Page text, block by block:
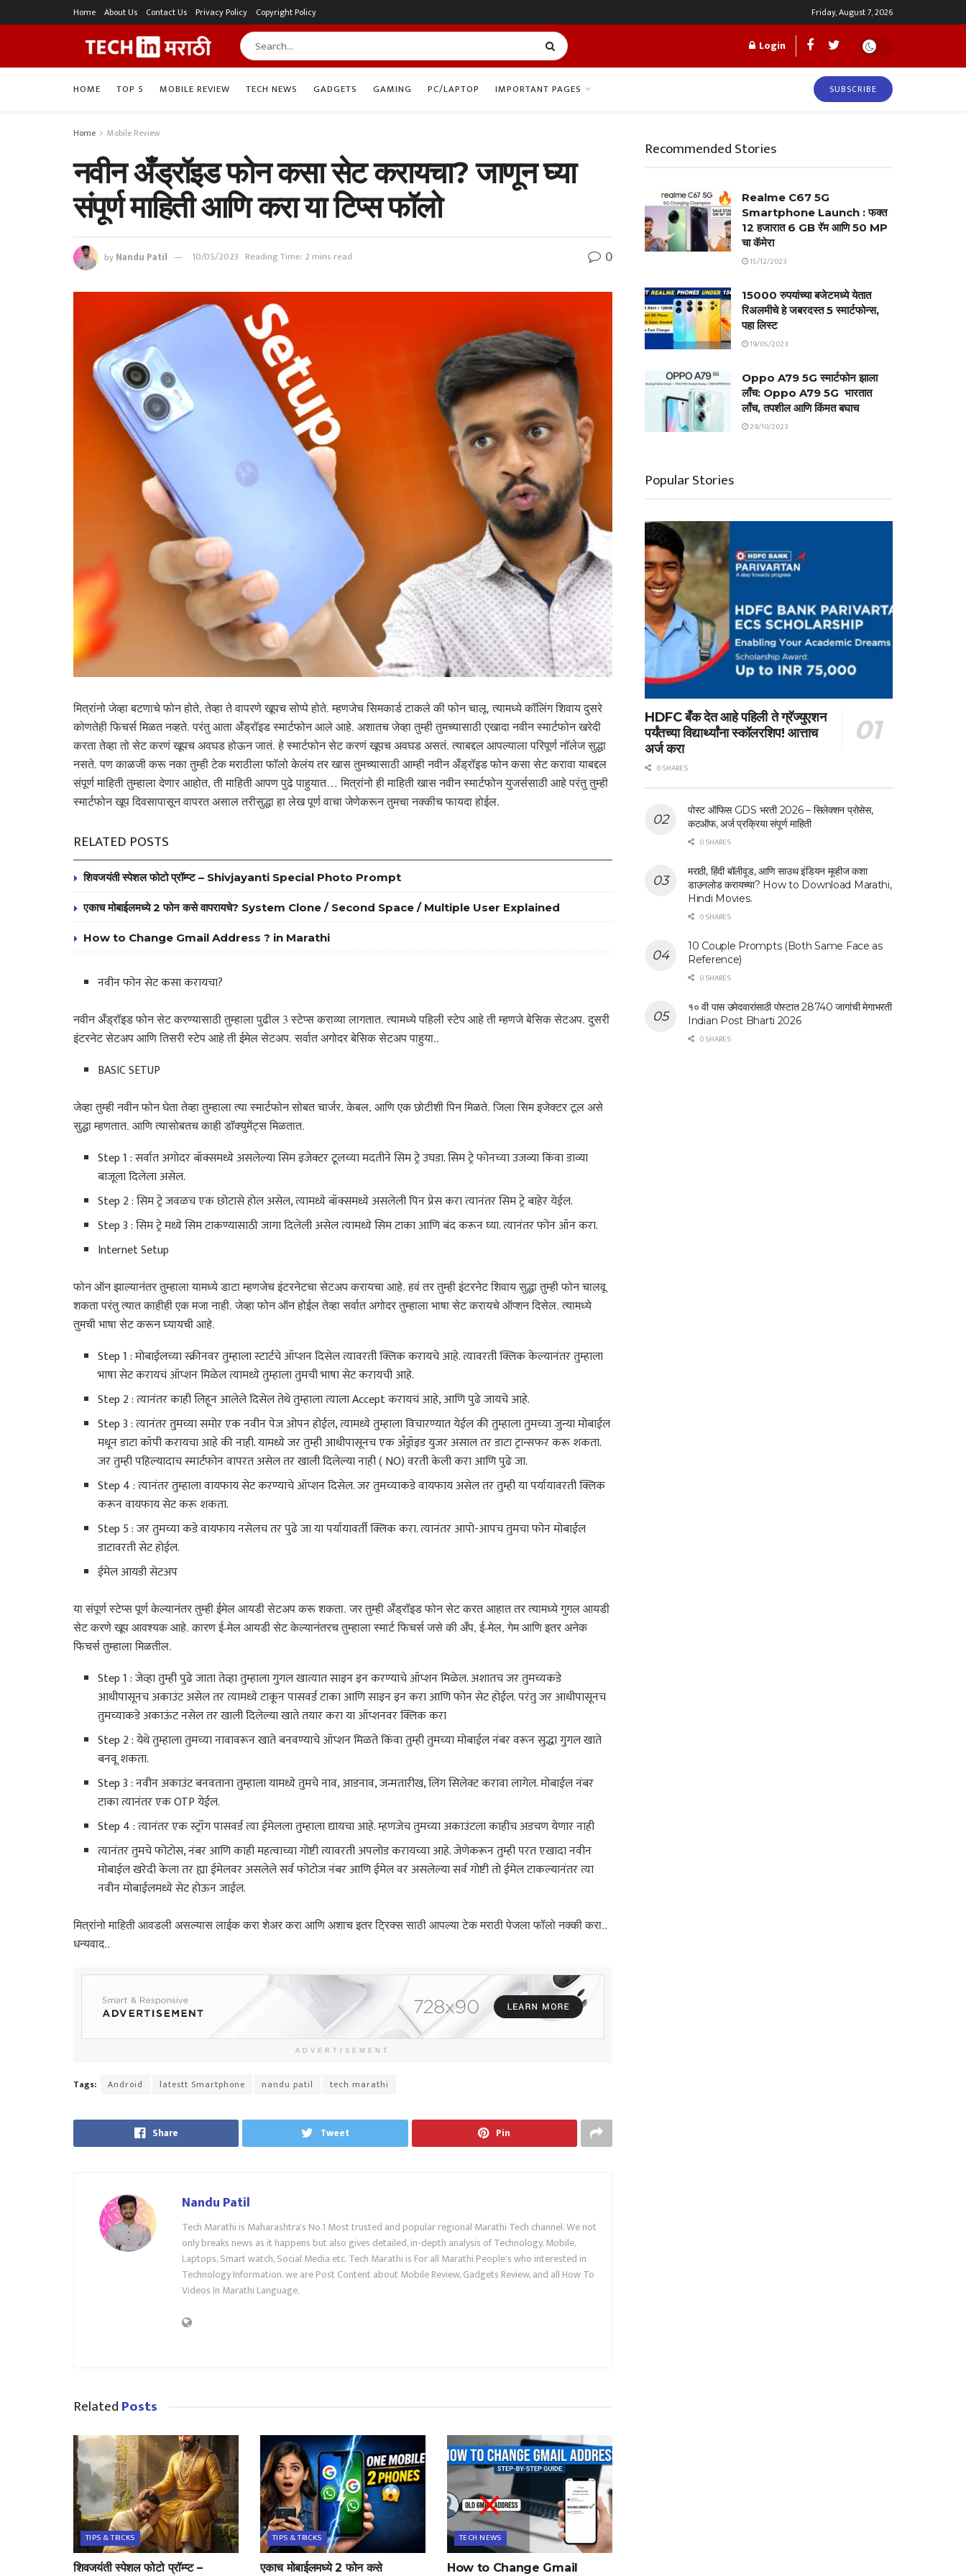
Home About Us Contact Us Privacy Policy Copyright Policy Friday, August 7, 2026
Login
HOME TOP 5 MOBILE REVIEW TECH NEWS GADGETS GAMING PC/LAPTOP IMPORTANT PAGES SUBSCRIBE
Home Mobile Review
नवीन अँड्रॉइड फोन कसा सेट करायचा? जाणून घ्या
संपूर्ण माहिती आणि करा या टिप्स फॉलो
byNandu Patil 10/05/2023 Reading Time: 2 mins read 0
मित्रांनो जेव्हा बटणाचे फोन होते, तेव्हा ते वापरणे खूपच सोप्पे होते. म्हणजेच सिमकार्ड टाकले की फोन चालू. त्यामध्ये कॉलिंग शिवाय दुसरे
कोणतेही फिचर्स मिळत नव्हते. परंतु आता अँड्रॉइड स्मार्टफोन आले आहे. अशातच जेव्हा तुम्ही तुमच्यासाठी एखादा नवीन स्मार्टफोन खरेदी
करता तेव्हा तो सेट करणं खूपच अवघड होऊन जातं. हे स्मार्टफोन सेट करणं खूपच अवघड असतं. त्याबद्दल आपल्याला परिपूर्ण नॉलेज सुद्धा
नसते. पण काळजी करू नका तुम्ही टेक मराठीला फॉलो केलंय तर खास तुमच्यासाठी आम्ही नवीन अँड्रॉइड फोन कसा सेट करावा याबद्दल
संपूर्ण माहिती तुम्हाला देणार आहोत, ती माहिती आपण पुढे पाहुयात… मित्रांनो ही माहिती खास नवीन स्मार्टफोन युजर्ससाठी आहे परंतु तुम्ही
स्मार्टफोन खूप दिवसापासून वापरत असाल तरीसुद्धा हा लेख पूर्ण वाचा जेणेकरून तुमचा नक्कीच फायदा होईल.
RELATED POSTS
शिवजयंती स्पेशल फोटो प्रॉम्प्ट – Shivjayanti Special Photo Prompt
एकाच मोबाईलमध्ये 2 फोन कसे वापरायचे? System Clone / Second Space / Multiple User Explained
How to Change Gmail Address ? in Marathi
नवीन फोन सेट कसा करायचा?
नवीन अँड्रॉइड फोन सेट करण्यासाठी तुम्हाला पुढील 3 स्टेप्स कराव्या लागतात. त्यामध्ये पहिली स्टेप आहे ती म्हणजे बेसिक सेटअप. दुसरी
इंटरनेट सेटअप आणि तिसरी स्टेप आहे ती ईमेल सेटअप. सर्वात अगोदर बेसिक सेटअप पाहुया..
BASIC SETUP
जेव्हा तुम्ही नवीन फोन घेता तेव्हा तुम्हाला त्या स्मार्टफोन सोबत चार्जर, केबल, आणि एक छोटीशी पिन मिळते. जिला सिम इजेक्टर टूल असे
सुद्धा म्हणतात. आणि त्यासोबतच काही डॉक्युमेंट्स मिळतात.
Step 1 : सर्वात अगोदर बॉक्समध्ये असलेल्या सिम इजेक्टर टूलच्या मदतीने सिम ट्रे उघडा. सिम ट्रे फोनच्या उजव्या किंवा डाव्या
बाजूला दिलेला असेल.
Step 2 : सिम ट्रे जवळच एक छोटासे होल असेल, त्यामध्ये बॉक्समध्ये असलेली पिन प्रेस करा त्यानंतर सिम ट्रे बाहेर येईल.
Step 3 : सिम ट्रे मध्ये सिम टाकण्यासाठी जागा दिलेली असेल त्यामध्ये सिम टाका आणि बंद करून घ्या. त्यानंतर फोन ऑन करा.
Internet Setup
फोन ऑन झाल्यानंतर तुम्हाला यामध्ये डाटा म्हणजेच इंटरनेटचा सेटअप करायचा आहे. हवं तर तुम्ही इंटरनेट शिवाय सुद्धा तुम्ही फोन चालवू
शकता परंतु त्यात काहीही एक मजा नाही. जेव्हा फोन ऑन होईल तेव्हा सर्वात अगोदर तुम्हाला भाषा सेट करायचे ऑप्शन दिसेल. त्यामध्ये
तुमची भाषा सेट करून घ्यायची आहे.
Step 1 : मोबाईलच्या स्क्रीनवर तुम्हाला स्टार्टचे ऑप्शन दिसेल त्यावरती क्लिक करायचे आहे. त्यावरती क्लिक केल्यानंतर तुम्हाला
भाषा सेट करायचं ऑप्शन मिळेल त्यामध्ये तुम्हाला तुमची भाषा सेट करायची आहे.
Step 2 : त्यानंतर काही लिहून आलेले दिसेल तेथे तुम्हाला त्याला Accept करायचं आहे, आणि पुढे जायचे आहे.
Step 3 : त्यानंतर तुमच्या समोर एक नवीन पेज ओपन होईल, त्यामध्ये तुम्हाला विचारण्यात येईल की तुम्हाला तुमच्या जुन्या मोबाईल
मधून डाटा कॉपी करायचा आहे की नाही. यामध्ये जर तुम्ही आधीपासूनच एक अँड्रॉइड युजर असाल तर डाटा ट्रान्सफर करू शकता.
जर तुम्ही पहिल्यादाच स्मार्टफोन वापरत असेल तर खाली दिलेल्या नाही ( NO) वरती केली करा आणि पुढे जा.
Step 4 : त्यानंतर तुम्हाला वायफाय सेट करण्याचे ऑप्शन दिसेल. जर तुमच्याकडे वायफाय असेल तर तुम्ही या पर्यायावरती क्लिक
करून वायफाय सेट करू शकता.
Step 5 : जर तुमच्या कडे वायफाय नसेलच तर पुढे जा या पर्यायावर्ती क्लिक करा. त्यानंतर आपो-आपच तुमचा फोन मोबाईल
डाटावरती सेट होईल.
ईमेल आयडी सेटअप
या संपूर्ण स्टेप्स पूर्ण केल्यानंतर तुम्ही ईमेल आयडी सेटअप करू शकता. जर तुम्ही अँड्रॉइड फोन सेट करत आहात तर त्यामध्ये गुगल आयडी
सेट करणे खूप आवश्यक आहे. कारण ई-मेल आयडी सेट केल्यानंतरच तुम्हाला स्मार्ट फिचर्स जसे की अँप, ई-मेल, गेम आणि इतर अनेक
फिचर्स तुम्हाला मिळतील.
Step 1 : जेव्हा तुम्ही पुढे जाता तेव्हा तुम्हाला गुगल खात्यात साइन इन करण्याचे ऑप्शन मिळेल. अशातच जर तुमच्यकडे
आधीपासूनच अकाउंट असेल तर त्यामध्ये टाकून पासवर्ड टाका आणि साइन इन करा आणि फोन सेट होईल. परंतु जर आधीपासूनच
तुमच्याकडे अकाऊंट नसेल तर खाली दिलेल्या खाते तयार करा या ऑप्शनवर क्लिक करा
Step 2 : येथे तुम्हाला तुमच्या नावावरून खाते बनवण्याचे ऑप्शन मिळते किंवा तुम्ही तुमच्या मोबाईल नंबर वरून सुद्धा गुगल खाते
बनवू शकता.
Step 3 : नवीन अकाउंट बनवताना तुम्हाला यामध्ये तुमचे नाव, आडनाव, जन्मतारीख, लिंग सिलेक्ट करावा लागेल. मोबाईल नंबर
टाका त्यानंतर एक OTP येईल.
Step 4 : त्यानंतर एक स्ट्रॉंग पासवर्ड त्या ईमेलला तुम्हाला द्यायचा आहे. म्हणजेच तुमच्या अकाउंटला काहीच अडचण येणार नाही
त्यानंतर तुमचे फोटोस, नंबर आणि काही महत्वाच्या गोष्टी त्यावरती अपलोड करायच्या आहे. जेणेकरून तुम्ही परत एखादा नवीन
मोबाईल खरेदी केला तर ह्या ईमेलवर असलेले सर्व फोटोज नंबर आणि ईमेल वर असलेल्या सर्व गोष्टी तो ईमेल टाकल्यानंतर त्या
नवीन मोबाईलमध्ये सेट होऊन जाईल.
मित्रांनो माहिती आवडली असल्यास लाईक करा शेअर करा आणि अशाच इतर ट्रिक्स साठी आपल्या टेक मराठी पेजला फॉलो नक्की करा..
धन्यवाद..
ADVERTISEMENT
Tags: Android latestt Smartphone nandu patil tech marathi
Share Tweet Pin
Nandu Patil
Tech Marathi is Maharashtra's No.1 Most trusted and popular regional Marathi Tech channel. We not
only breaks news as it happens but also gives detailed, in-depth analysis of Technology, Mobile,
Laptops, Smart watch, Social Media etc. Tech Marathi is For all Marathi People's who interested in
Technology Information. we are Post Content about Mobile Review, Gadgets Review, and all How To
Videos In Marathi Language.
RelatedPosts
TIPS & TRICKS
शिवजयंती स्पेशल फोटो प्रॉम्प्ट –
TIPS & TRICKS
एकाच मोबाईलमध्ये 2 फोन कसे
TECH NEWS
How to Change Gmail
Recommended Stories
Realme C67 5G
Smartphone Launch : फक्त
12 हजारात 6 GB रॅम आणि 50 MP
चा कॅमेरा
15/12/2023
15000 रुपयांच्या बजेटमध्ये येतात
रिअलमीचे हे जबरदस्त 5 स्मार्टफोन्स,
पहा लिस्ट
19/05/2023
Oppo A79 5G स्मार्टफोन झाला
लाँच: Oppo A79 5G भारतात
लाँच, तपशील आणि किंमत बघाच
29/10/2023
Popular Stories
HDFC बँक देत आहे पहिली ते ग्रॅज्युएशन
पर्यंतच्या विद्यार्थ्यांना स्कॉलरशिप! आत्ताच
अर्ज करा
0 SHARES
पोस्ट ऑफिस GDS भरती 2026 – सिलेक्शन प्रोसेस,
कटऑफ, अर्ज प्रक्रिया संपूर्ण माहिती
0 SHARES
मराठी, हिंदी बॉलीवूड, आणि साउथ इंडियन मूव्हीज कशा
डाउनलोड करायच्या? How to Download Marathi,
Hindi Movies.
0 SHARES
10 Couple Prompts (Both Same Face as
Reference)
0 SHARES
१० वी पास उमेदवारांसाठी पोस्टात 28740 जागांची मेगाभरती
Indian Post Bharti 2026
0 SHARES